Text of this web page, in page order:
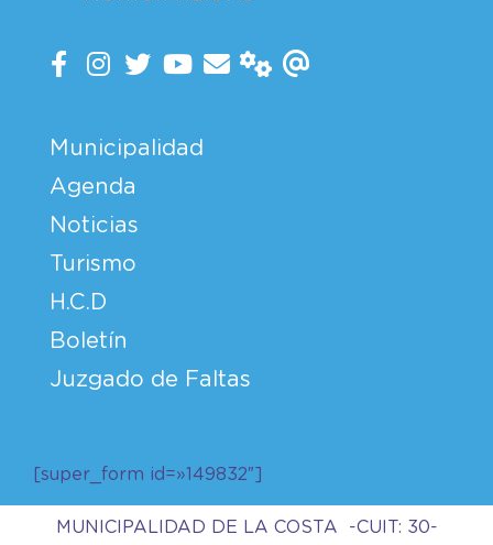
Municipalidad
Agenda
Noticias
Turismo
H.C.D
Boletín
Juzgado de Faltas
[super_form id=»149832″]
MUNICIPALIDAD DE LA COSTA -CUIT: 30-